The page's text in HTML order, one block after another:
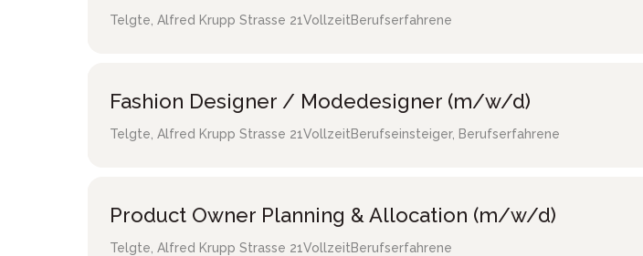
Telgte Alfred Krupp Strasse 21VollzeitBerufserfahrene
Fashion Designer / Modedesigner (m/w/d)
Telgte Alfred Krupp Strasse 21VollzeitBerufseinsteiger, Berufserfahrene
Product Owner Planning & Allocation (m/w/d)
Telgte Alfred Krupp Strasse 21VollzeitBerufserfahrene